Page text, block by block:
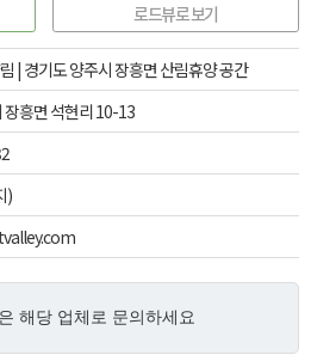
로드뷰로 보기
| 경기도 양주시 장흥면 산림휴양 공간
장흥면 석현리 10-13
)
해당 업체로 문의하세요